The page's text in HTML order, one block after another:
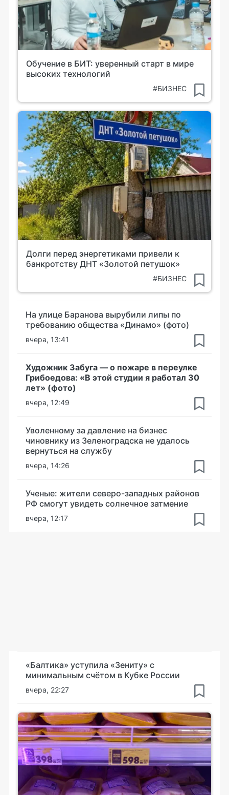
Обучение в БИТ: уверенный старт в мире
высоких технологий
#БИЗНЕС
Долги перед энергетиками привели к
банкротству ДНТ «Золотой петушок»
#БИЗНЕС
На улице Баранова вырубили липы по
требованию общества «Динамо» (фото)
вчера, 13:41
Художник Забуга — о пожаре в переулке
Грибоедова: «В этой студии я работал 30
лет» (фото)
вчера, 12:49
Уволенному за давление на бизнес
чиновнику из Зеленоградска не удалось
вернуться на службу
вчера, 14:26
Ученые: жители северо-западных районов
РФ смогут увидеть солнечное затмение
вчера, 12:17
«Балтика» уступила «Зениту» с
минимальным счётом в Кубке России
вчера, 22:27